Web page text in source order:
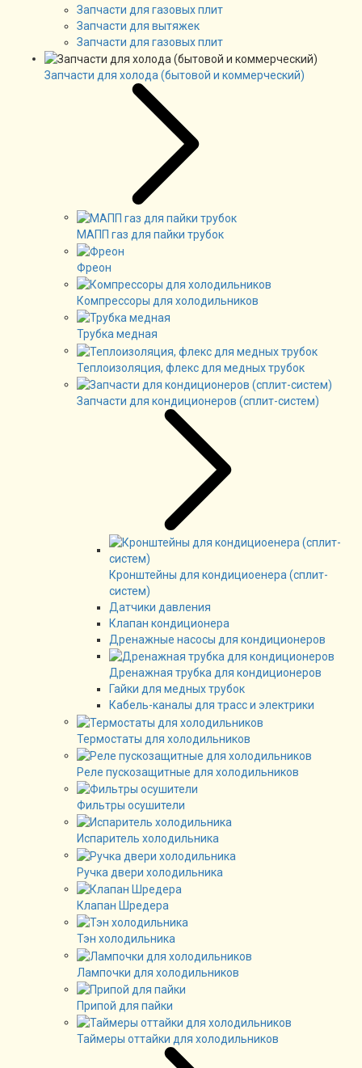
Запчасти для газовых плит
Запчасти для вытяжек
Запчасти для газовых плит
Запчасти для холода (бытовой и коммерческий)
МАПП газ для пайки трубок
Фреон
Компрессоры для холодильников
Трубка медная
Теплоизоляция, флекс для медных трубок
Запчасти для кондиционеров (сплит-систем)
Кронштейны для кондициоенера (сплит-
систем)
Датчики давления
Клапан кондиционера
Дренажные насосы для кондиционеров
Дренажная трубка для кондиционеров
Гайки для медных трубок
Кабель-каналы для трасс и электрики
Термостаты для холодильников
Реле пускозащитные для холодильников
Фильтры осушители
Испаритель холодильника
Ручка двери холодильника
Клапан Шредера
Тэн холодильника
Лампочки для холодильников
Припой для пайки
Таймеры оттайки для холодильников